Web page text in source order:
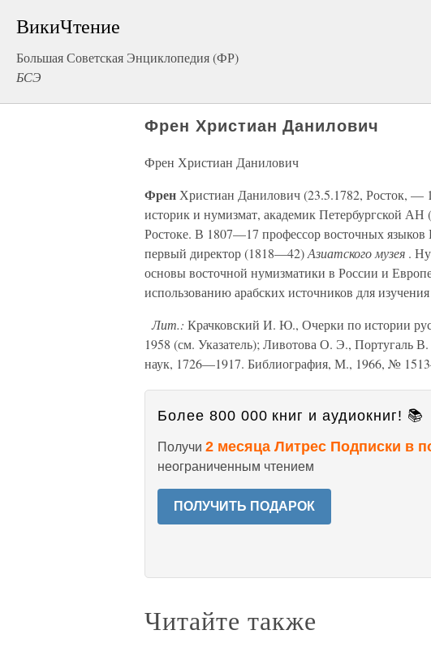
ВикиЧтение
Большая Советская Энциклопедия (ФР)
БСЭ
Френ Христиан Данилович
Френ Христиан Данилович
Френ Христиан Данилович (23.5.1782, Росток, —
историк и нумизмат, академик Петербургской АН
Ростоке. В 1807—17 профессор восточных языков
первый директор (1818—42)Азиатского музея .
основы восточной нумизматики в России и
использованию арабских источников для
Лит.: Крачковский И. Ю., Очерки по истории
1958 (см. Указатель); Ливотова О. Э., Португаль
наук, 1726—1917. Библиография, М., 1966, №
Более 800 000 книг и аудиокниг! 📚
Получи 2 месяца Литрес Подписки в
неограниченным чтением
ПОЛУЧИТЬ ПОДАРОК
Читайте также